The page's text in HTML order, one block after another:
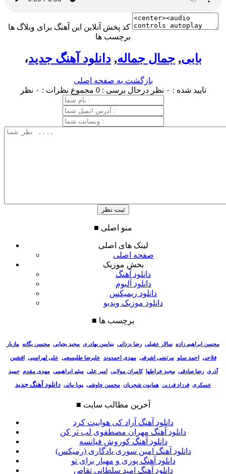
کد پخش آنلاین این آهنگ برای وبلاگ ها
برچسب ها
، بابی, جمال جماله, دانلود آهنگ جدید
بازگشت به صفحه اصلی
تایید شده : ۰ نظر
درحال برسی : 0 مجموع نظرات : ۰ نظر
■ منو اصلی
لینک های اصلی
صفحه اصلی
بخش موزیک
دانلود آهنگ
دانلود آلبوم
دانلود ریمیکس
دانلود موزیک ویدیو
■ برچسب ها
محسن ابراهیم زاده سالار عقیلی رضا یزدانی بنیامین بهادری مجید یحیایی محسن یگانه مازیار
فلاحی احمد سلو مرتضی اشرفی مهدی احمدوند علیرضا طلیسچی علی لهراسبی افشین
آذری رضا صادقی مجید خراطها کامران مولایی امیر علی میثم ابراهیمی مهدی مقدم حمید
عسکری فرزاد فرزین همایون شجریان محسن چاوشی پویا بیاتی دانلود آهنگ جدید
■ آخرین مطالب سایت
دانلود آهنگ آراد کی هواییت کرد
دانلود آهنگ مهران مصطفوی لب تر کن
دانلود آهنگ کوروش فیانسه
دانلود آهنگ امین سوری یادگاری (رمیکس)
دانلود آهنگ پوری و مهیار برای تو
دانلود آهنگ امید سلطانی تقاص